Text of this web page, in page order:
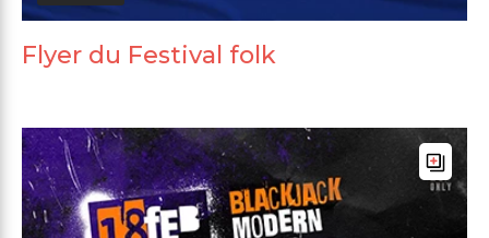
Flyer du Festival folk